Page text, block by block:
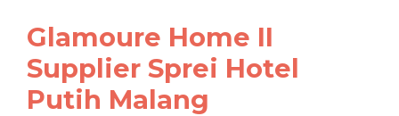
Glamoure Home II
Supplier Sprei Hotel
Putih Malang